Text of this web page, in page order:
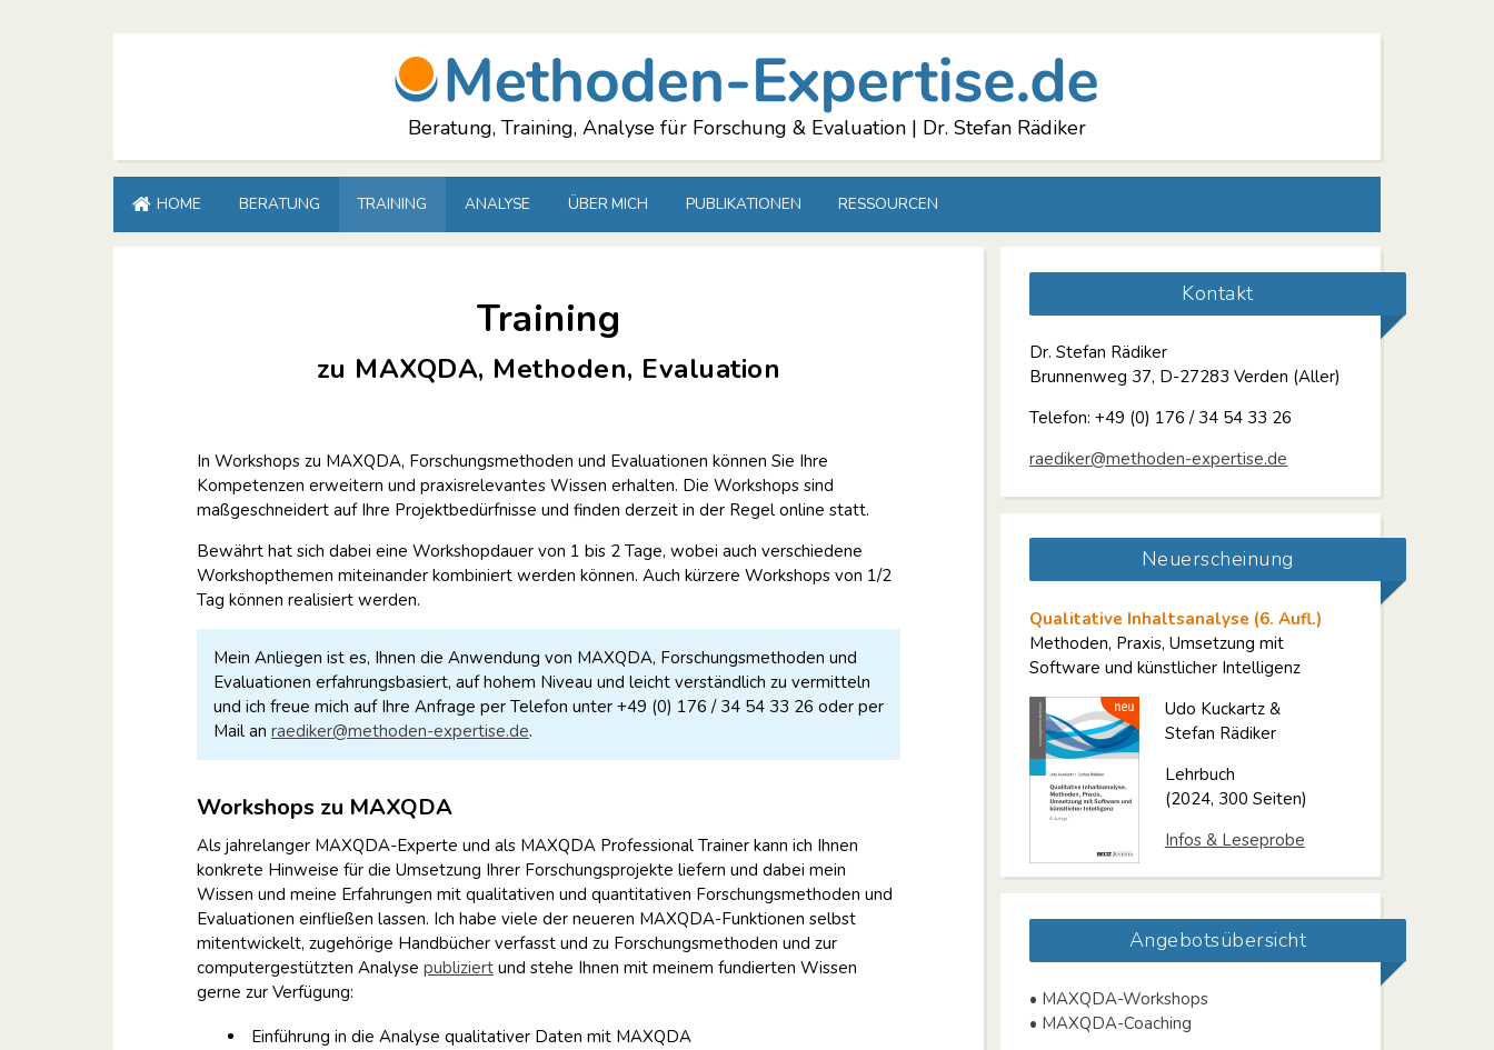
Beratung, Training, Analyse für Forschung & Evaluation | Dr. Stefan Rädiker
HOME BERATUNG TRAINING ANALYSE ÜBER MICH PUBLIKATIONEN RESSOURCEN
Training
zu MAXQDA, Methoden, Evaluation
In Workshops zu MAXQDA, Forschungsmethoden und Evaluationen können Sie Ihre
Kompetenzen erweitern und praxisrelevantes Wissen erhalten. Die Workshops sind
maßgeschneidert auf Ihre Projektbedürfnisse und finden derzeit in der Regel online statt.
Bewährt hat sich dabei eine Workshopdauer von 1 bis 2 Tage, wobei auch verschiedene
Workshopthemen miteinander kombiniert werden können. Auch kürzere Workshops von 1/2
Tag können realisiert werden.
Mein Anliegen ist es, Ihnen die Anwendung von MAXQDA, Forschungsmethoden und
Evaluationen erfahrungsbasiert, auf hohem Niveau und leicht verständlich zu vermitteln
und ich freue mich auf Ihre Anfrage per Telefon unter +49 (0) 176 / 34 54 33 26 oder per
Mail an raediker@methoden-expertise.de.
Workshops zu MAXQDA
Als jahrelanger MAXQDA-Experte und als MAXQDA Professional Trainer kann ich Ihnen
konkrete Hinweise für die Umsetzung Ihrer Forschungsprojekte liefern und dabei mein
Wissen und meine Erfahrungen mit qualitativen und quantitativen Forschungsmethoden und
Evaluationen einfließen lassen. Ich habe viele der neueren MAXQDA-Funktionen selbst
mitentwickelt, zugehörige Handbücher verfasst und zu Forschungsmethoden und zur
computergestützten Analyse publiziert und stehe Ihnen mit meinem fundierten Wissen
gerne zur Verfügung:
Einführung in die Analyse qualitativer Daten mit MAXQDA
Kontakt
Dr. Stefan Rädiker
Brunnenweg 37, D-27283 Verden (Aller)
Telefon: +49 (0) 176 / 34 54 33 26
raediker@methoden-expertise.de
Neuerscheinung
Qualitative Inhaltsanalyse (6. Aufl.)
Methoden, Praxis, Umsetzung mit
Software und künstlicher Intelligenz
Udo Kuckartz &
Stefan Rädiker
Lehrbuch
(2024, 300 Seiten)
Infos & Leseprobe
Angebotsübersicht
• MAXQDA-Workshops
• MAXQDA-Coaching